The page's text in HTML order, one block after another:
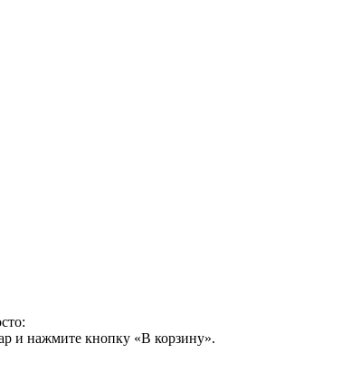
и нажмите кнопку «В корзину».